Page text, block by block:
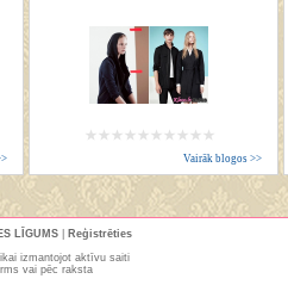
Vairāk blogos >>
LĪGUMS
Reģistrēties
izmantojot aktīvu saiti
vai pēc raksta